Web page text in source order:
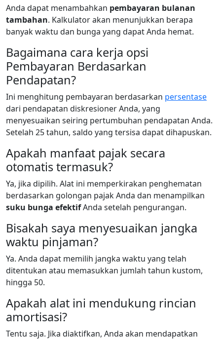
Anda dapat menambahkan pembayaran bulanan
tambahan. Kalkulator akan menunjukkan berapa
banyak waktu dan bunga yang dapat Anda hemat.
Bagaimana cara kerja opsi
Pembayaran Berdasarkan
Pendapatan?
Ini menghitung pembayaran berdasarkan persentase
dari pendapatan diskresioner Anda, yang
menyesuaikan seiring pertumbuhan pendapatan Anda.
Setelah 25 tahun, saldo yang tersisa dapat dihapuskan.
Apakah manfaat pajak secara
otomatis termasuk?
Ya, jika dipilih. Alat ini memperkirakan penghematan
berdasarkan golongan pajak Anda dan menampilkan
suku bunga efektifAnda setelah pengurangan.
Bisakah saya menyesuaikan jangka
waktu pinjaman?
Ya. Anda dapat memilih jangka waktu yang telah
ditentukan atau memasukkan jumlah tahun kustom,
hingga 50.
Apakah alat ini mendukung rincian
amortisasi?
Tentu saja. Jika diaktifkan, Anda akan mendapatkan